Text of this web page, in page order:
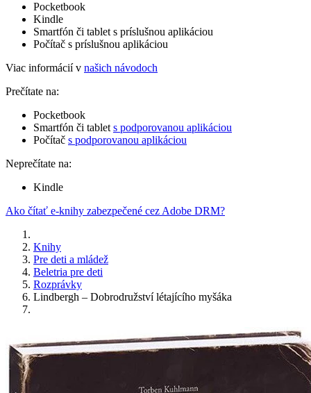
Pocketbook
Kindle
Smartfón či tablet s príslušnou aplikáciou
Počítač s príslušnou aplikáciou
Viac informácií v našich návodoch
Prečítate na:
Pocketbook
Smartfón či tablet s podporovanou aplikáciou
Počítač s podporovanou aplikáciou
Neprečítate na:
Kindle
Ako čítať e-knihy zabezpečené cez Adobe DRM?
Knihy
Pre deti a mládež
Beletria pre deti
Rozprávky
Lindbergh – Dobrodružství létajícího myšáka